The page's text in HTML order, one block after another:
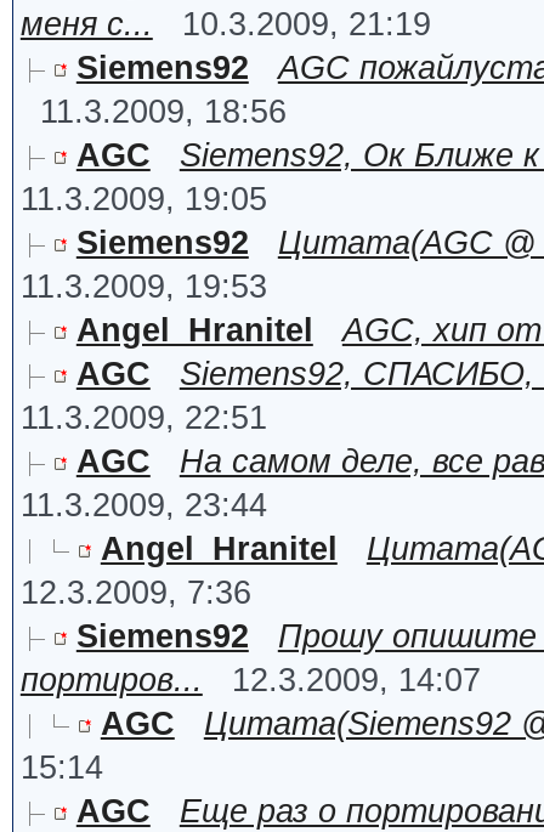
меня с...
10.3.2009, 21:19
Siemens92
AGC
11.3.2009, 18:56
AGC
Siemens92, Ок Ближе
11.3.2009, 19:05
Siemens92
Цитата(AGC @
11.3.2009, 19:53
Angel_Hranitel
AGC, хип
AGC
Siemens92, СПАСИБО,
11.3.2009, 22:51
AGC
На самом деле, все
11.3.2009, 23:44
Angel_Hranitel
12.3.2009, 7:36
Siemens92
Прошу опишите
портиров...
12.3.2009, 14:07
AGC
Цитата(Siemens92
15:14
AGC
Еще раз о